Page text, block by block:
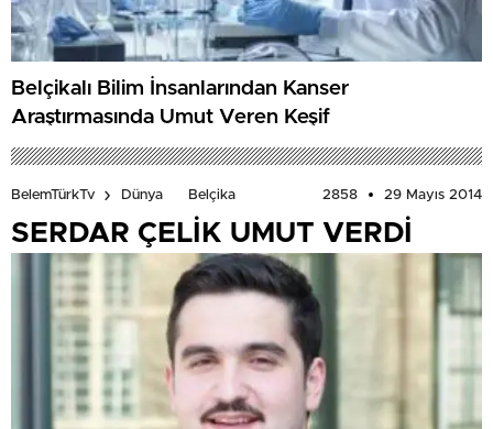
Belçikalı Bilim İnsanlarından Kanser
Araştırmasında Umut Veren Keşif
BelemTürkTv Dünya Belçika 2858 29 Mayıs 2014
SERDAR ÇELİK UMUT VERDİ